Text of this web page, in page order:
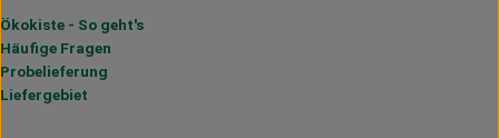
Ökokiste - So geht's
Häufige Fragen
Probelieferung
Liefergebiet